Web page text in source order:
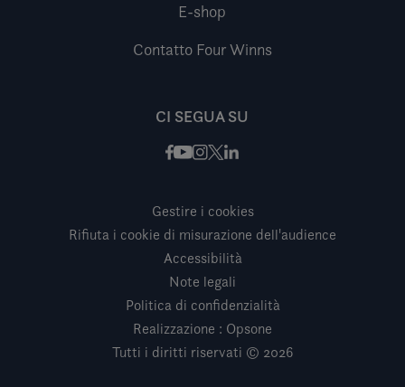
E-shop
Contatto Four Winns
CI SEGUA SU
Facebook
Youtube
Instagram
X / Twitter
LinkedIn
Tutti i diritti riservati © 2026
Gestire i cookies
Rifiuta i cookie di misurazione dell'audience
Accessibilità
Note legali
Politica di confidenzialità
Realizzazione : Opsone